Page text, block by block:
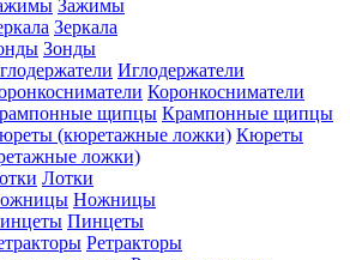
Зажимы
Зеркала
Зонды
Иглодержатели
Коронкосниматели
Крампонные щипцы
Кюреты
ложки)
Лотки
Ножницы
Пинцеты
Ретракторы